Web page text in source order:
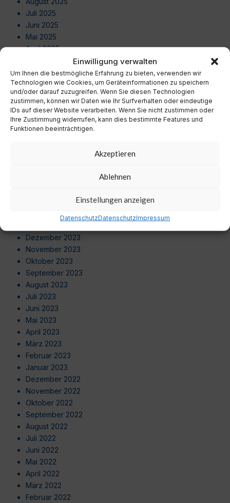
Einwilligung verwalten
Um Ihnen die bestmögliche Erfahrung zu bieten, verwenden wir
Technologien wie Cookies, um Geräteinformationen zu speichern
und/oder darauf zuzugreifen. Wenn Sie diesen Technologien
zustimmen, können wir Daten wie Ihr Surfverhalten oder eindeutige
IDs auf dieser Website verarbeiten. Wenn Sie nicht zustimmen oder
Ihre Zustimmung widerrufen, kann dies bestimmte Features und
Funktionen beeinträchtigen.
Akzeptieren
Ablehnen
Einstellungen anzeigen
DatenschutzDatenschutzImpressum
Juli 2025
Juni 2025
Mai 2025
April 2025
Februar 2025
Januar 2025
Dezember 2024
November 2024
Oktober 2024
September 2024
Februar 2024
Dezember 2023
November 2023
Oktober 2023
September 2023
August 2023
Juli 2023
Juni 2023
Mai 2023
April 2023
März 2023
Februar 2023
Januar 2023
Dezember 2022
November 2022
Oktober 2022
September 2022
August 2022
Juli 2022
Juni 2022
Mai 2022
April 2022
März 2022
Februar 2022